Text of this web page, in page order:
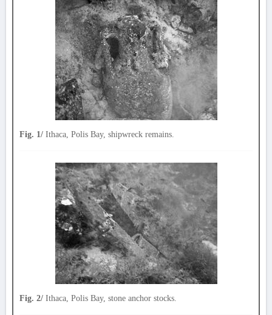
Fig. 1/ Ithaca, Polis Bay, shipwreck remains.
Fig. 2/ Ithaca, Polis Bay, stone anchor stocks.